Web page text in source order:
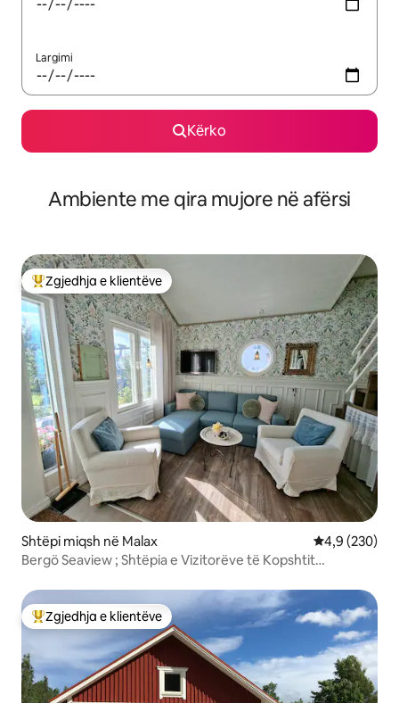
Largimi
Kërko
Ambiente me qira mujore në afërsi
Më të mirat e zgjedhjeve të klientëve
Zgjedhja e klientëve
Shtëpi miqsh në Malax Vlerësimi
4,9 (230)
Bergö Seaview ; Shtëpia e Vizitorëve të Kopshtit
Më të mirat e zgjedhjeve të klientëve
Zgjedhja e klientëve